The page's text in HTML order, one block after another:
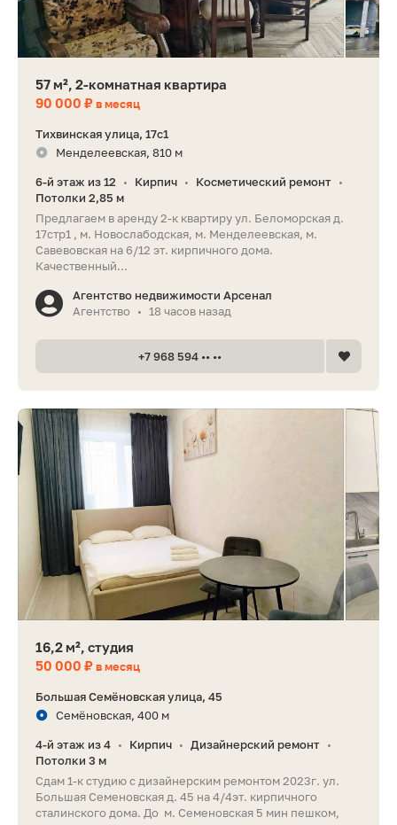
57 м², 2-комнатная квартира
90 000 ₽в месяц
Тихвинская улица, 17с1
Менделеевская, 810 м
6-й этаж из 12 • Кирпич • Косметический ремонт •
Потолки 2,85 м
Предлагаем в аренду 2-к квартиру ул. Беломорская д.
17стр1 , м. Новослабодская, м. Менделеевская, м.
Савевовская на 6/12 эт. кирпичного дома.
Качественный...
Агентство недвижимости Арсенал
Агентство
• 18 часов назад
+7 968 594 •• ••
16,2 м², студия
50 000 ₽в месяц
Большая Семёновская улица, 45
Семёновская, 400 м
4-й этаж из 4 • Кирпич • Дизайнерский ремонт •
Потолки 3 м
Сдам 1-к студию с дизайнерским ремонтом 2023г. ул.
Большая Семеновская д. 45 на 4/4эт. кирпичного
сталинского дома. До м. Семеновская 5 мин пешком,